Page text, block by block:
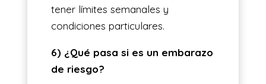
tener límites semanales y
condiciones particulares.
6) ¿Qué pasa si es un embarazo
de riesgo?